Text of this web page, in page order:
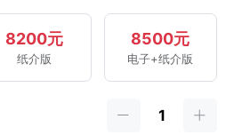
8200元
纸介版
8500元
电子+纸介版